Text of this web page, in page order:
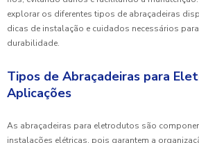
explorar os diferentes tipos de abraçadeiras
dicas de instalação e cuidados necessários
durabilidade.
Tipos de Abraçadeiras para
Aplicações
As abraçadeiras para eletrodutos são
instalações elétricas, pois garantem a